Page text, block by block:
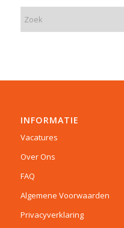
INFORMATIE
Vacatures
Over Ons
FAQ
Algemene Voorwaarden
Privacyverklaring